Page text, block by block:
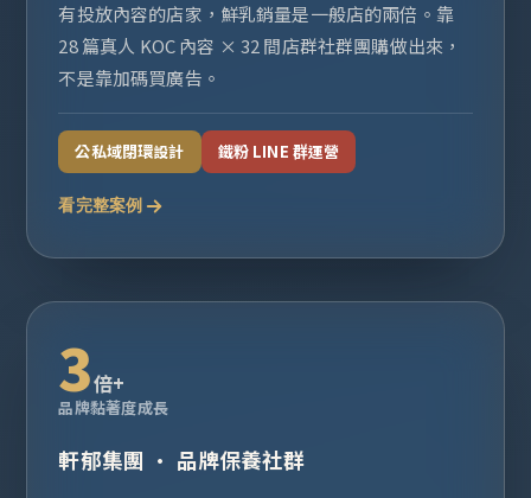
有投放內容的店家，鮮乳銷量是一般店的兩倍。靠
28 篇真人 KOC 內容 × 32 間店群社群團購做出來，
不是靠加碼買廣告。
公私域閉環設計 鐵粉 LINE 群運營
看完整案例
3倍+
品牌黏著度成長
軒郁集團 · 品牌保養社群